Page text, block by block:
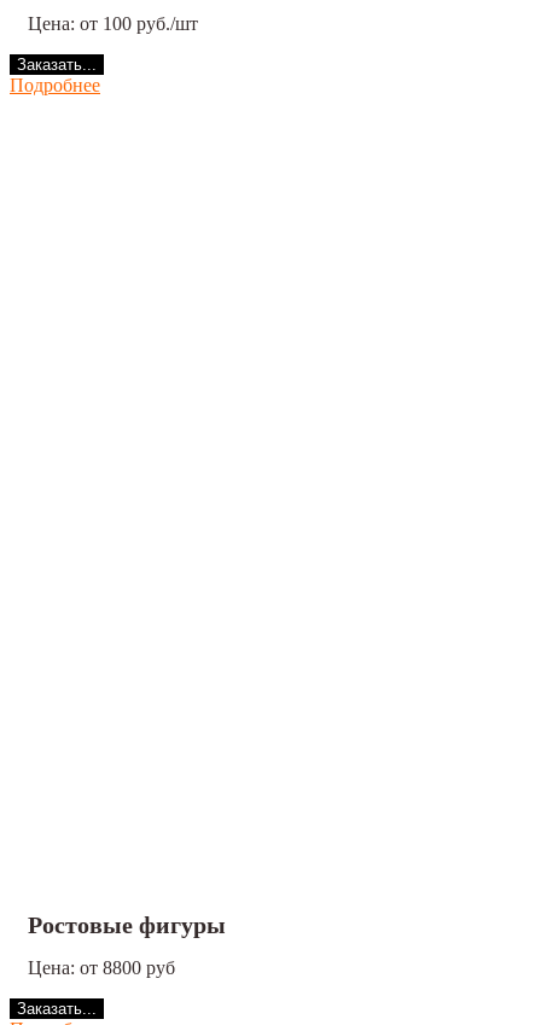
Цена: от 100 руб./шт
Заказать...
Подробнее
Ростовые фигуры
Цена: от 8800 руб
Заказать...